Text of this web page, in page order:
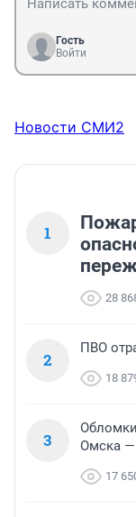
Гость
Войти
Новости СМИ2
1
28
2
ПВО
18
3
Омска
17